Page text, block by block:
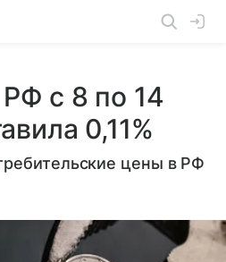
с 8 по 14
0,11%
цены в РФ